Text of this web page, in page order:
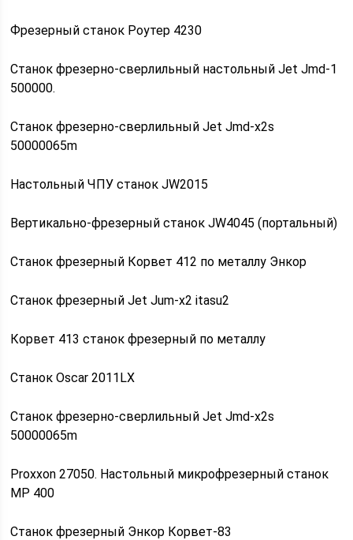
Фрезерный станок Роутер 4230
Станок фрезерно-сверлильный настольный Jet Jmd-1
500000.
Станок фрезерно-сверлильный Jet Jmd-x2s
50000065m
Настольный ЧПУ станок JW2015
Вертикально-фрезерный станок JW4045 (портальный)
Станок фрезерный Корвет 412 по металлу Энкор
Станок фрезерный Jet Jum-x2 itasu2
Корвет 413 станок фрезерный по металлу
Станок Oscar 2011LX
Станок фрезерно-сверлильный Jet Jmd-x2s
50000065m
Proxxon 27050. Настольный микрофрезерный станок
МР 400
Станок фрезерный Энкор Корвет-83